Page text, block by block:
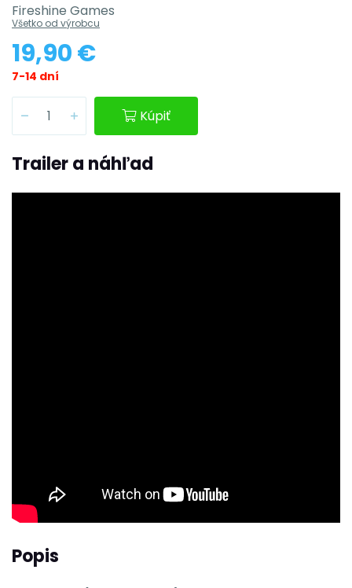
Fireshine Games
Všetko od výrobcu
19,90 €
7-14 dní
Kúpiť
Trailer a náhľad
Popis